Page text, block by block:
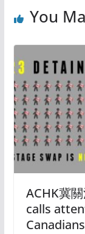
You
ACHK冀
calls